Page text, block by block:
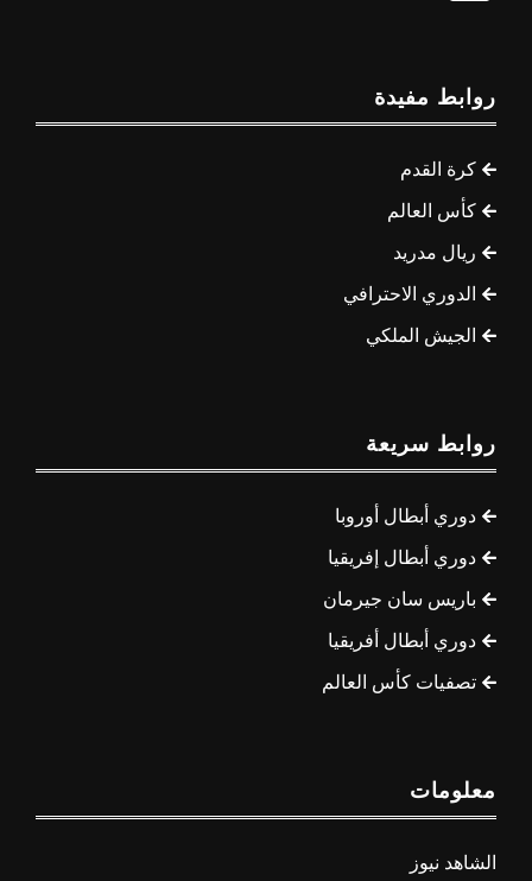
روابط مفيدة
كرة القدم
كأس العالم
ريال مدريد
الدوري الاحترافي
الجيش الملكي
روابط سريعة
دوري أبطال أوروبا
دوري أبطال إفريقيا
باريس سان جيرمان
دوري أبطال أفريقيا
تصفيات كأس العالم
معلومات
الشاهد نيوز